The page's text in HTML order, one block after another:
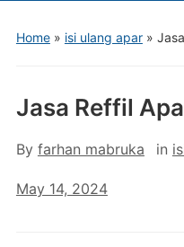
Home» isi ulang apar»
Jasa Reffil
By farhan mabruka in
May 14, 2024